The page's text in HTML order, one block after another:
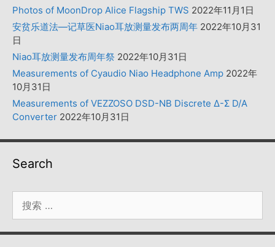
Photos of MoonDrop Alice Flagship TWS 2022年11月1日
安贫乐道法—记草医Niao耳放测量发布两周年 2022年10月31
日
Niao耳放测量发布周年祭 2022年10月31日
Measurements of Cyaudio Niao Headphone Amp 2022年
10月31日
Measurements of VEZZOSO DSD-NB Discrete Δ-Σ D/A
Converter 2022年10月31日
Search
索：